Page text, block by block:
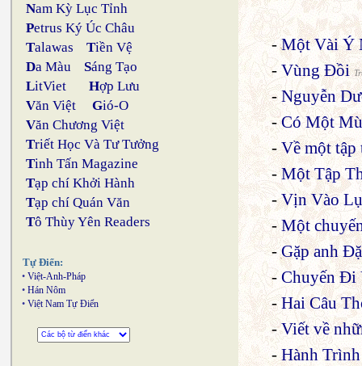
Nam Kỳ Lục Tỉnh
Petrus Ký Úc Châu
Talawas Tiền Vệ
Da Màu Sáng Tạo
LitViet Hợp Lưu
Văn Việt Gió-O
Văn Chương Việt
Triết Học Và Tư Tưởng
Tinh Tấn Magazine
Tạp chí Khởi Hành
Tạp chí Quán Văn
Tô Thùy Yên Readers
Tự Điển:
• Việt-Anh-Pháp
• Hán Nôm
• Việt Nam Tự Điển
-Một Vài Ý
-Vùng Đồi
-Nguyễn
-Có Một
-Về một tập
-Một Tập
-Vịn Vào
-Một
-Gặp anh
-Chuyến Đi
-Hai Câu
-Viết về
-Hành